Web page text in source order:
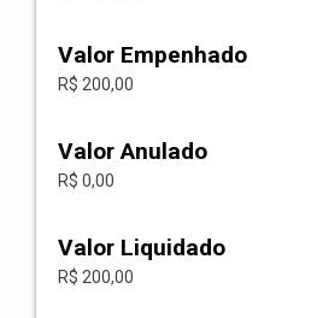
Valor Empenhado
R$ 200,00
Valor Anulado
R$ 0,00
Valor Liquidado
R$ 200,00